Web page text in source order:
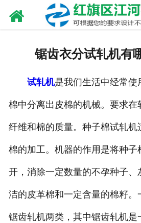
锯齿衣分试轧机有
试轧机是我们生活中经常使
棉中分离出皮棉的机械。要求在
纤维和棉的质量。种子棉试轧机
棉的加工。机器的作用是将种子
开，消除一定数量的不孕种子、
洁的皮革棉和一定含量的棉籽。
锯齿轧机两类，其中锯齿轧机是